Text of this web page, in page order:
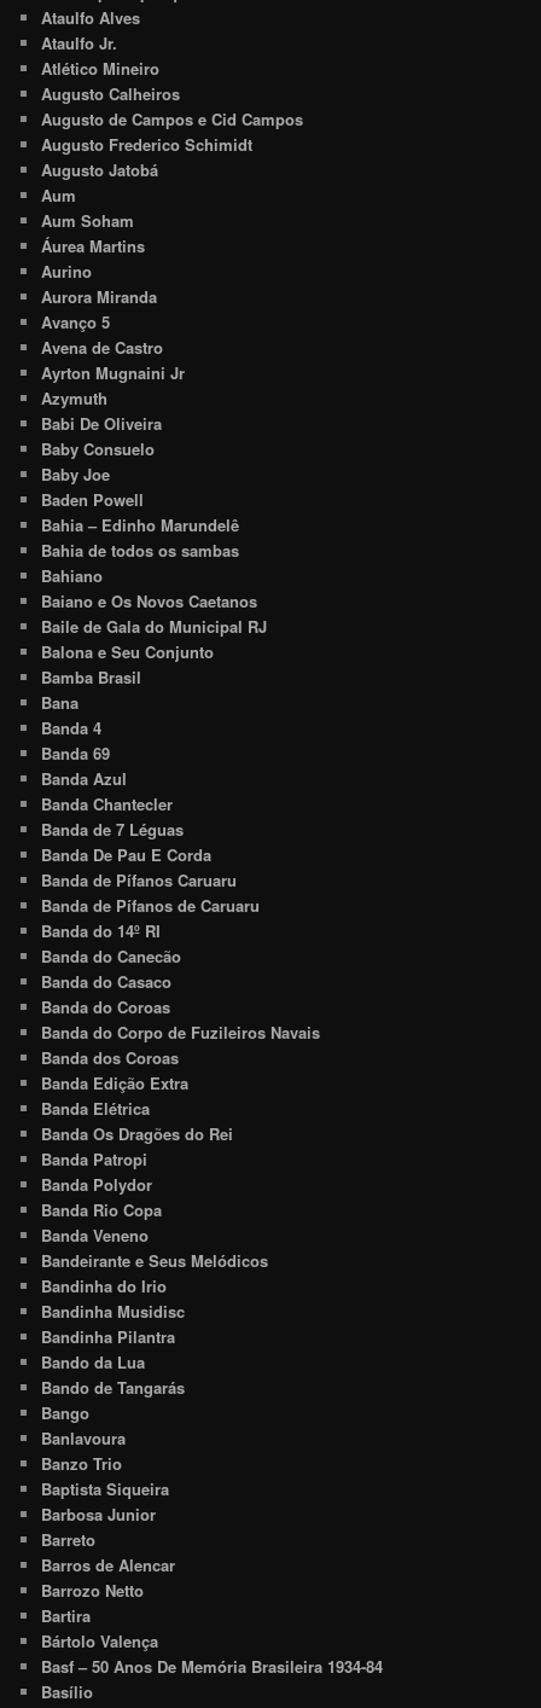
Ataulfo Alves
Ataulfo Jr.
Atlético Mineiro
Augusto Calheiros
Augusto de Campos e Cid Campos
Augusto Frederico Schimidt
Augusto Jatobá
Aum
Aum Soham
Áurea Martins
Aurino
Aurora Miranda
Avanço 5
Avena de Castro
Ayrton Mugnaini Jr
Azymuth
Babi De Oliveira
Baby Consuelo
Baby Joe
Baden Powell
Bahia – Edinho Marundelê
Bahia de todos os sambas
Bahiano
Baiano e Os Novos Caetanos
Baile de Gala do Municipal RJ
Balona e Seu Conjunto
Bamba Brasil
Bana
Banda 4
Banda 69
Banda Azul
Banda Chantecler
Banda de 7 Léguas
Banda De Pau E Corda
Banda de Pífanos Caruaru
Banda de Pífanos de Caruaru
Banda do 14º RI
Banda do Canecão
Banda do Casaco
Banda do Coroas
Banda do Corpo de Fuzileiros Navais
Banda dos Coroas
Banda Edição Extra
Banda Elétrica
Banda Os Dragões do Rei
Banda Patropi
Banda Polydor
Banda Rio Copa
Banda Veneno
Bandeirante e Seus Melódicos
Bandinha do Irio
Bandinha Musidisc
Bandinha Pilantra
Bando da Lua
Bando de Tangarás
Bango
Banlavoura
Banzo Trio
Baptista Siqueira
Barbosa Junior
Barreto
Barros de Alencar
Barrozo Netto
Bartira
Bártolo Valença
Basf – 50 Anos De Memória Brasileira 1934-84
Basílio